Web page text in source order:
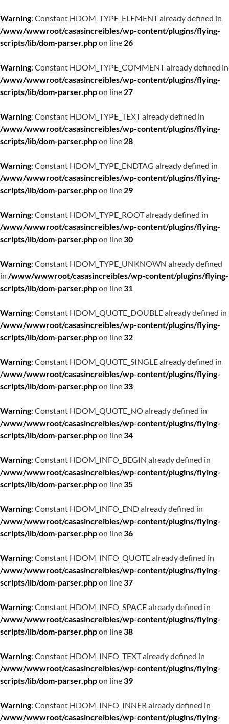
Warning: Constant HDOM_TYPE_ELEMENT already defined in
/www/wwwroot/casasincreibles/wp-content/plugins/flying-
scripts/lib/dom-parser.phpon line 26
Warning: Constant HDOM_TYPE_COMMENT already defined in
/www/wwwroot/casasincreibles/wp-content/plugins/flying-
scripts/lib/dom-parser.phpon line 27
Warning: Constant HDOM_TYPE_TEXT already defined in
/www/wwwroot/casasincreibles/wp-content/plugins/flying-
scripts/lib/dom-parser.phpon line 28
Warning: Constant HDOM_TYPE_ENDTAG already defined in
/www/wwwroot/casasincreibles/wp-content/plugins/flying-
scripts/lib/dom-parser.phpon line 29
Warning: Constant HDOM_TYPE_ROOT already defined in
/www/wwwroot/casasincreibles/wp-content/plugins/flying-
scripts/lib/dom-parser.phpon line30
Warning: Constant HDOM_TYPE_UNKNOWN already defined
in /www/wwwroot/casasincreibles/wp-content/plugins/flying-
scripts/lib/dom-parser.phpon line31
Warning: Constant HDOM_QUOTE_DOUBLE already defined in
/www/wwwroot/casasincreibles/wp-content/plugins/flying-
scripts/lib/dom-parser.phpon line32
Warning: Constant HDOM_QUOTE_SINGLE already defined in
/www/wwwroot/casasincreibles/wp-content/plugins/flying-
scripts/lib/dom-parser.phpon line33
Warning: Constant HDOM_QUOTE_NO already defined in
/www/wwwroot/casasincreibles/wp-content/plugins/flying-
scripts/lib/dom-parser.phpon line34
Warning: Constant HDOM_INFO_BEGIN already defined in
/www/wwwroot/casasincreibles/wp-content/plugins/flying-
scripts/lib/dom-parser.phpon line35
Warning: Constant HDOM_INFO_END already defined in
/www/wwwroot/casasincreibles/wp-content/plugins/flying-
scripts/lib/dom-parser.phpon line36
Warning: Constant HDOM_INFO_QUOTE already defined in
/www/wwwroot/casasincreibles/wp-content/plugins/flying-
scripts/lib/dom-parser.phpon line37
Warning: Constant HDOM_INFO_SPACE already defined in
/www/wwwroot/casasincreibles/wp-content/plugins/flying-
scripts/lib/dom-parser.phpon line38
Warning: Constant HDOM_INFO_TEXT already defined in
/www/wwwroot/casasincreibles/wp-content/plugins/flying-
scripts/lib/dom-parser.phpon line39
Warning: Constant HDOM_INFO_INNER already defined in
/www/wwwroot/casasincreibles/wp-content/plugins/flying-